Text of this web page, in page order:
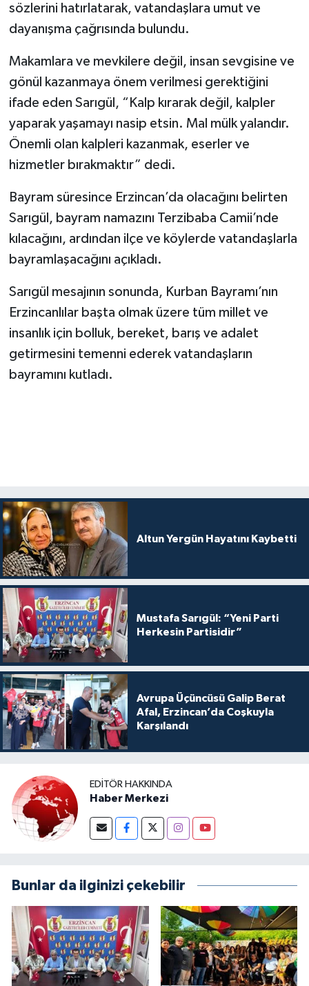
sözlerini hatırlatarak, vatandaşlara umut ve
dayanışma çağrısında bulundu.
Makamlara ve mevkilere değil, insan sevgisine ve
gönül kazanmaya önem verilmesi gerektiğini
ifade eden Sarıgül, “Kalp kırarak değil, kalpler
yaparak yaşamayı nasip etsin. Mal mülk yalandır.
Önemli olan kalpleri kazanmak, eserler ve
hizmetler bırakmaktır” dedi.
Bayram süresince Erzincan’da olacağını belirten
Sarıgül, bayram namazını Terzibaba Camii’nde
kılacağını, ardından ilçe ve köylerde vatandaşlarla
bayramlaşacağını açıkladı.
Sarıgül mesajının sonunda, Kurban Bayramı’nın
Erzincanlılar başta olmak üzere tüm millet ve
insanlık için bolluk, bereket, barış ve adalet
getirmesini temenni ederek vatandaşların
bayramını kutladı.
Altun Yergün Hayatını Kaybetti
Mustafa Sarıgül: “Yeni Parti
Herkesin Partisidir”
Avrupa Üçüncüsü Galip Berat
Afal, Erzincan’da Coşkuyla
Karşılandı
EDITÖR HAKKINDA
Haber Merkezi
Bunlar da ilginizi çekebilir